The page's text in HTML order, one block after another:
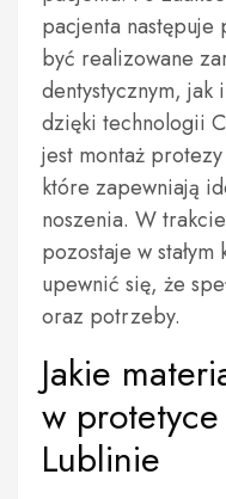
pacjenta
być realizowane
dentystycznym,
dzięki technologii
jest montaż
które zapewniają
noszenia. W
pozostaje w
upewnić się, że
oraz potrzeby.
Jakie
w
Lublinie